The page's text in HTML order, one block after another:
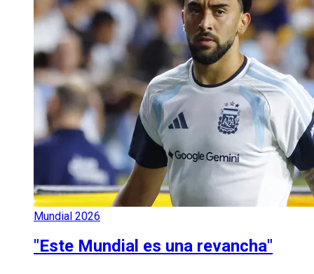
Mundial 2026
"Este Mundial es una revancha"